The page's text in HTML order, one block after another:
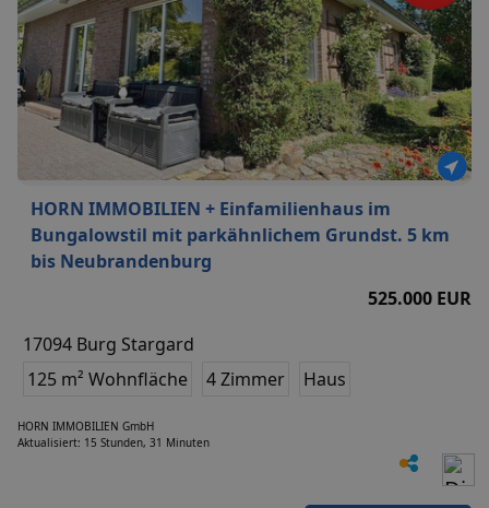
HORN IMMOBILIEN + Einfamilienhaus im
Bungalowstil mit parkähnlichem Grundst. 5 km
bis Neubrandenburg
525.000 EUR
17094 Burg Stargard
125 m² Wohnfläche
4 Zimmer Haus
HORN IMMOBILIEN GmbH
Aktualisiert: 15 Stunden, 31 Minuten